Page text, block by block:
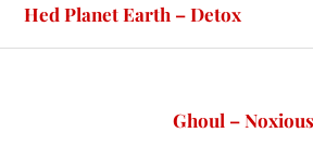
Hed Planet Earth – Detox
Ghoul –